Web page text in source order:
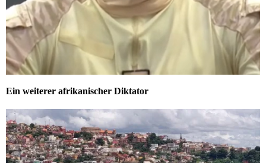
Ein weiterer afrikanischer Diktator